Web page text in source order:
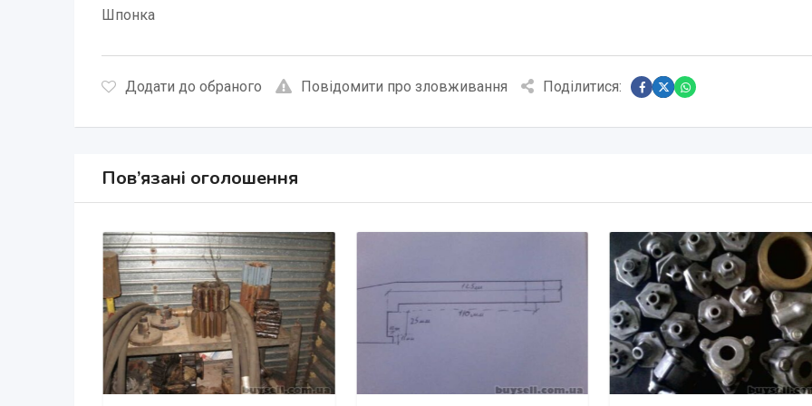
Шпонка
Додати до обраного Повідомити про зловживання Поділитися:
Пов’язані оголошення